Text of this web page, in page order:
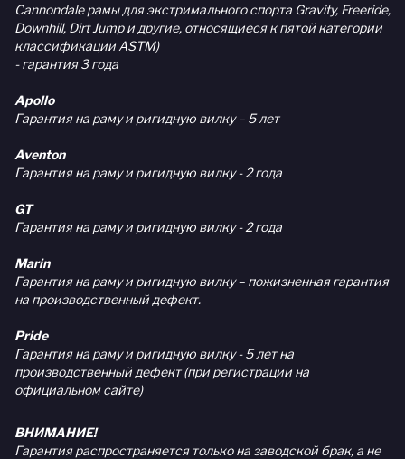
Cannondale рамы для экстримального спорта Gravity, Freeride,
Downhill, Dirt Jump и другие, относящиеся к пятой категории
классификации ASTM)
- гарантия 3 года
Apollo
Гарантия на раму и ригидную вилку – 5 лет
Aventon
Гарантия на раму и ригидную вилку - 2 года
GT
Гарантия на раму и ригидную вилку - 2 года
Marin
Гарантия на раму и ригидную вилку – пожизненная гарантия
на производственный дефект.
Pride
Гарантия на раму и ригидную вилку - 5 лет на
производственный дефект (при регистрации на
официальном сайте)
ВНИМАНИЕ!
Гарантия распространяется только на заводской брак, а не